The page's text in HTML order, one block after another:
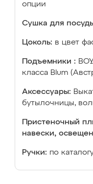
опции
Сушка для
Цоколь: в цвет
Подъемники :
класса Blum
Аксессуары:
бутылочницы,
Пристеночный
навески,
Ручки: по